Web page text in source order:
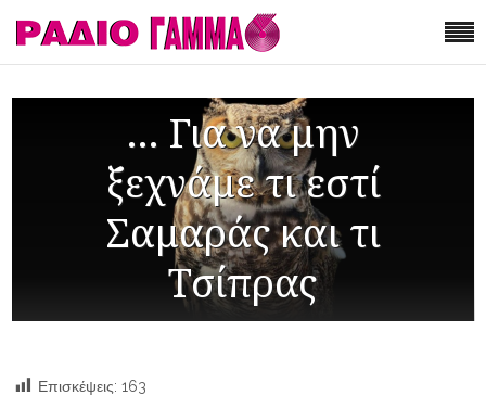
… Για να μην
ξεχνάμε τι εστί
Σαμαράς και τι
Τσίπρας
Επισκέψεις: 163